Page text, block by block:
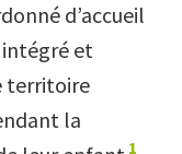
d’accueil
et
territoire
la
1